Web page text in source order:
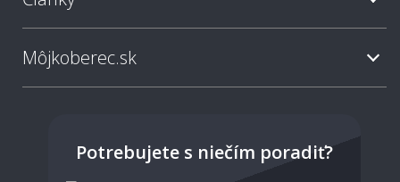
Môjkoberec.sk
Potrebujete s niečím poradiť?